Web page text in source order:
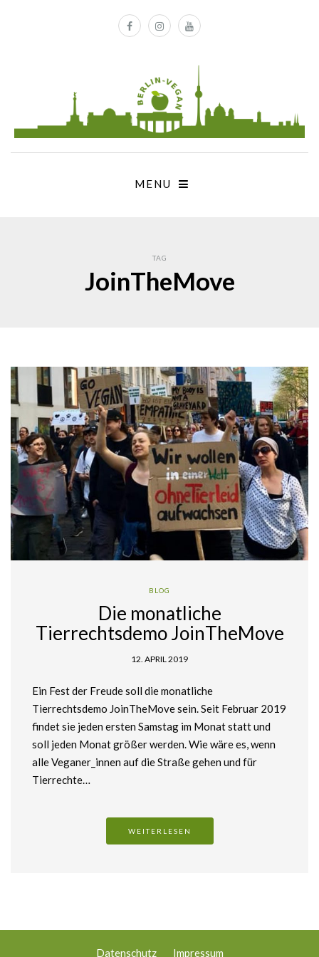
MENU
TAG
JoinTheMove
BLOG
Die monatliche
Tierrechtsdemo JoinTheMove
12. APRIL 2019
Ein Fest der Freude soll die monatliche
Tierrechtsdemo JoinTheMove sein. Seit Februar 2019
findet sie jeden ersten Samstag im Monat statt und
soll jeden Monat größer werden. Wie wäre es, wenn
alle Veganer_innen auf die Straße gehen und für
Tierrechte…
WEITERLESEN
Datenschutz Impressum